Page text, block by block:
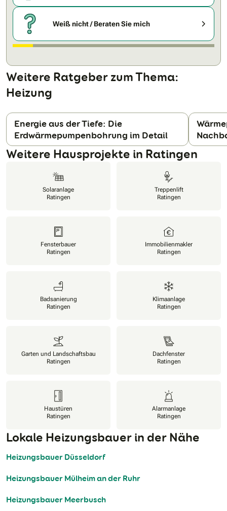
Weiß nicht / Beraten Sie mich
Weitere Ratgeber zum Thema:
Heizung
Energie aus der Tiefe: Die
Erdwärmepumpenbohrung im Detail
Weitere Hausprojekte in Ratingen
Solaranlage
Ratingen
Treppenlift
Ratingen
Fensterbauer
Ratingen
Immobilienmakler
Ratingen
Badsanierung
Ratingen
Klimaanlage
Ratingen
Garten und Landschaftsbau
Ratingen
Dachfenster
Ratingen
Haustüren
Ratingen
Alarmanlage
Ratingen
Lokale Heizungsbauer in der Nähe
Heizungsbauer Düsseldorf
Heizungsbauer Mülheim an der Ruhr
Heizungsbauer Meerbusch